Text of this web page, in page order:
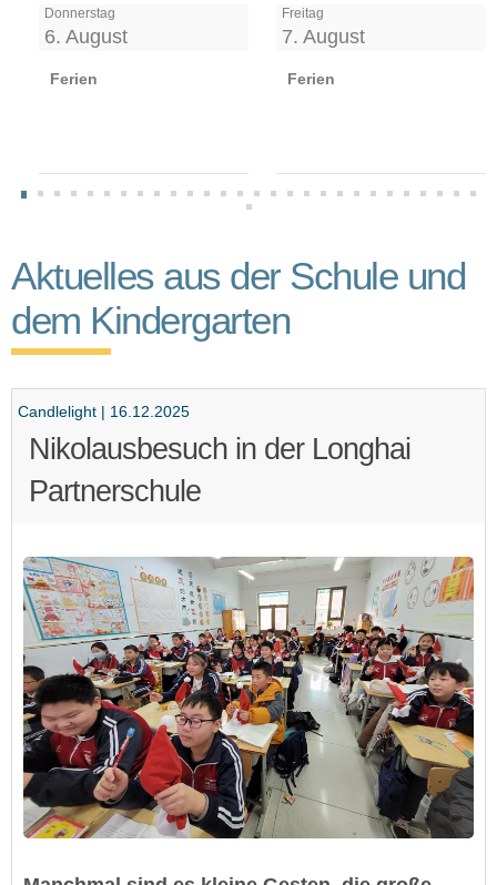
Donnerstag
6. August
Ferien
Freitag
7. August
Ferien
Aktuelles aus der Schule und
dem Kindergarten
Candlelight | 16.12.2025
Nikolausbesuch in der Longhai
Partnerschule